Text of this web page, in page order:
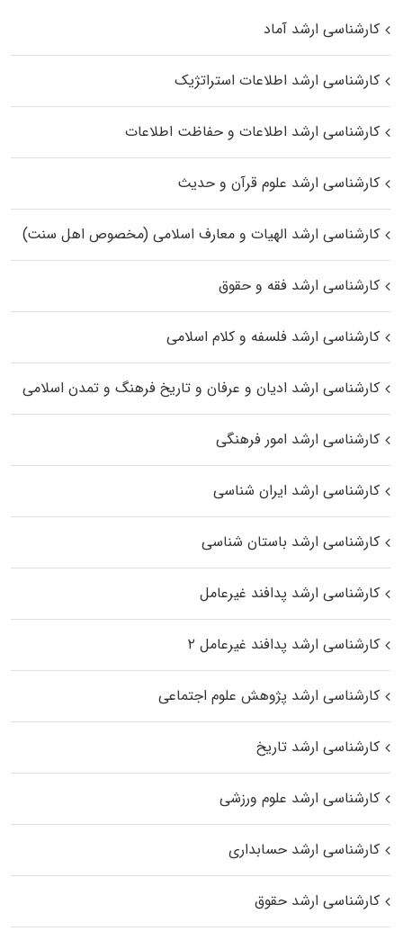
کارشناسی ارشد آماد
کارشناسی ارشد اطلاعات استراتژیک
کارشناسی ارشد اطلاعات و حفاظت اطلاعات
کارشناسی ارشد علوم قرآن و حدیث
کارشناسی ارشد الهیات و معارف اسلامی (مخصوص اهل سنت)
کارشناسی ارشد فقه و حقوق
کارشناسی ارشد فلسفه و کلام اسلامی
کارشناسی ارشد ادیان و عرفان و تاریخ فرهنگ و تمدن اسلامی
کارشناسی ارشد امور فرهنگی
کارشناسی ارشد ایران شناسی
کارشناسی ارشد باستان شناسی
کارشناسی ارشد پدافند غیرعامل
کارشناسی ارشد پدافند غیرعامل ۲
کارشناسی ارشد پژوهش علوم اجتماعی
کارشناسی ارشد تاریخ
کارشناسی ارشد علوم ورزشی
کارشناسی ارشد حسابداری
کارشناسی ارشد حقوق